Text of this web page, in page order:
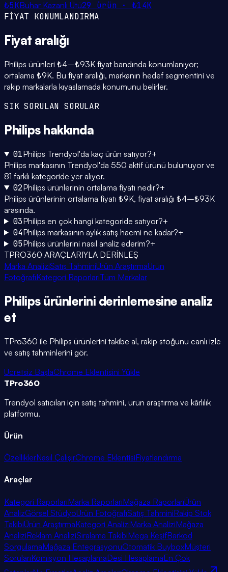
₺5KBuhar Kazanlı Ütü29 ürün · ₺14K
FİYAT KONUMLANDIRMA
Fiyat aralığı
Philips ürünleri ₺4–₺93K fiyat bandında konumlanıyor;
ortalama ₺9K. Bu fiyat aralığı, markanın hedef segmentini ve
rakip markalarla kıyaslamada konumunu belirler.
SIK SORULAN SORULAR
Philipshakkında
01Philips Trendyol'da kaç ürün satıyor?+
Philips markasının Trendyol'da 550 aktif ürünü bulunuyor ve
81 farklı kategoride yer alıyor.
02Philips ürünlerinin ortalama fiyatı nedir?+
Philips ürünlerinin ortalama fiyatı ₺9K, fiyat aralığı ₺4–₺93K
arasında.
03Philips en çok hangi kategoride satıyor?+
04Philips markasının aylık satış hacmi ne kadar?+
05Philips ürünlerini nasıl analiz ederim?+
TPRO360 ARAÇLARIYLA DERİNLEŞ
Marka AnaliziSatış TahminiÜrün AraştırmaÜrün
FotoğrafıKategori RaporlarıTüm Markalar
Philipsürünlerini derinlemesine analiz
et
TPro360 ile Philips ürünlerini takibe al, rakip stoğunu canlı izle
ve satış tahminlerini gör.
Ücretsiz BaşlaChrome Eklentisini Yükle
TPro360
Trendyol satıcıları için satış tahmini, ürün araştırma ve kârlılık
platformu.
Ürün
ÖzelliklerNasıl ÇalışırChrome EklentisiFiyatlandırma
Araçlar
Kategori RaporlarıMarka RaporlarıMağaza RaporlarıÜrün
AnalizGörsel StüdyoÜrün FotoğrafıSatış TahminiRakip Stok
TakibiÜrün AraştırmaKategori AnaliziMarka AnaliziMağaza
AnaliziReklam AnaliziSıralama TakibiMega KeşifBarkod
SorgulamaMağaza EntegrasyonuOtomatik BuyboxMüşteri
SorularıKomisyon HesaplamaDesi HesaplamaEn Çok